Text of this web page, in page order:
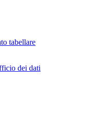
tabellare
dei dati